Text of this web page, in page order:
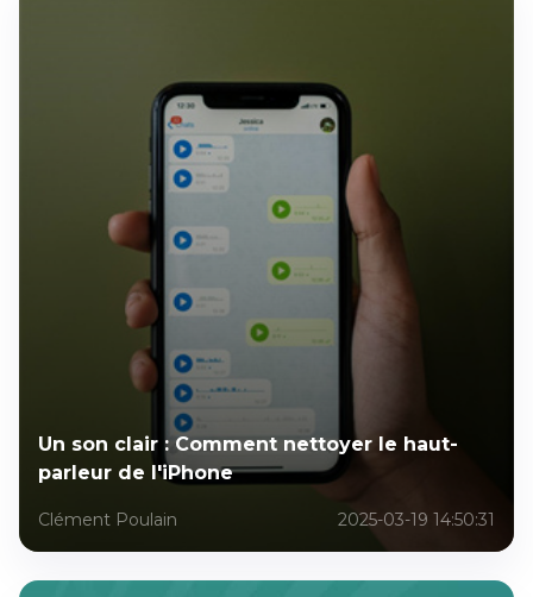
Un son clair : Comment nettoyer le haut-
parleur de l'iPhone
Clément Poulain 2025-03-19 14:50:31